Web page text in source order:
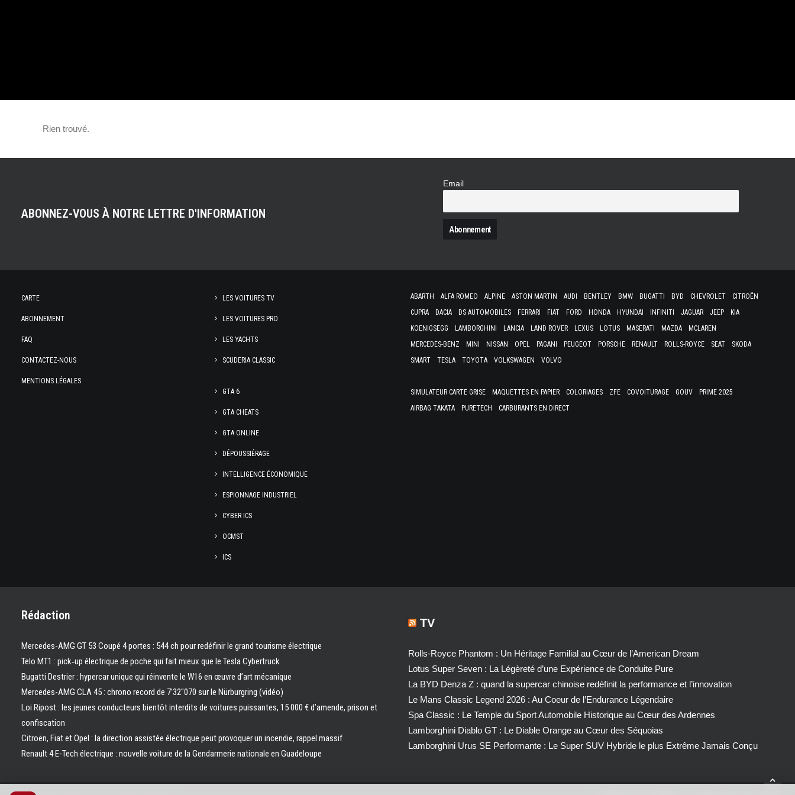
SUPERCAR !
Rien trouvé.
ABONNEZ-VOUS À NOTRE LETTRE D'INFORMATION
Email
CARTE
ABONNEMENT
FAQ
CONTACTEZ-NOUS
MENTIONS LÉGALES
LES VOITURES TV
LES VOITURES PRO
LES YACHTS
SCUDERIA CLASSIC
GTA 6
GTA CHEATS
GTA ONLINE
DÉPOUSSIÉRAGE
INTELLIGENCE ÉCONOMIQUE
ESPIONNAGE INDUSTRIEL
CYBER ICS
OCMST
ICS
ABARTH ALFA ROMEO ALPINE ASTON MARTIN AUDI BENTLEY BMW BUGATTI BYD CHEVROLET
CITROËN
CUPRA
DACIA DS AUTOMOBILES FERRARI FIAT FORD HONDA HYUNDAI INFINITI JAGUAR JEEP
KIA
KOENIGSEGG
LAMBORGHINI LANCIA LAND ROVER LEXUS LOTUS MASERATI MAZDA
MCLAREN
MERCEDES-BENZ
MINI NISSAN OPEL PAGANI PEUGEOT PORSCHE RENAULT ROLLS-ROYCE SEAT
SKODA
SMART
TESLA TOYOTA VOLKSWAGEN VOLVO
SIMULATEUR CARTE GRISE MAQUETTES EN PAPIER COLORIAGES ZFE COVOITURAGE GOUV
PRIME 2025
AIRBAG TAKATA
PURETECH CARBURANTS EN DIRECT
Rédaction
Mercedes-AMG GT 53 Coupé 4 portes : 544 ch pour redéfinir le grand tourisme électrique
Telo MT1 : pick‑up électrique de poche qui fait mieux que le Tesla Cybertruck
Bugatti Destrier : hypercar unique qui réinvente le W16 en œuvre d’art mécanique
Mercedes-AMG CLA 45 : chrono record de 7’32″070 sur le Nürburgring (vidéo)
Loi Ripost : les jeunes conducteurs bientôt interdits de voitures puissantes, 15 000 € d’amende, prison et
confiscation
Citroën, Fiat et Opel : la direction assistée électrique peut provoquer un incendie, rappel massif
Renault 4 E-Tech électrique : nouvelle voiture de la Gendarmerie nationale en Guadeloupe
TV
Rolls-Royce Phantom : Un Héritage Familial au Cœur de l’American Dream
Lotus Super Seven : La Légèreté d’une Expérience de Conduite Pure
La BYD Denza Z : quand la supercar chinoise redéfinit la performance et l’innovation
Le Mans Classic Legend 2026 : Au Coeur de l’Endurance Légendaire
Spa Classic : Le Temple du Sport Automobile Historique au Cœur des Ardennes
Lamborghini Diablo GT : Le Diable Orange au Cœur des Séquoias
Lamborghini Urus SE Performante : Le Super SUV Hybride le plus Extrême Jamais Conçu